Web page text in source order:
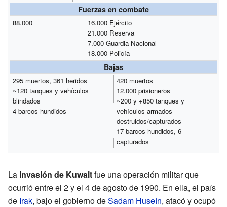
Fuerzas en combate
88.000
16.000 Ejército
21.000 Reserva
7.000 Guardia Nacional
18.000 Policía
Bajas
295 muertos, 361 heridos
~120 tanques y vehículos
blindados
4 barcos hundidos
420 muertos
12.000 prisioneros
~200 y +850 tanques y
vehículos armados
destruidos/capturados
17 barcos hundidos, 6
capturados
La Invasión de Kuwaitfue una operación militar que
ocurrió entre el 2 y el 4 de agosto de 1990. En ella, el país
de Irak, bajo el gobierno deSadam Huseín, atacó y ocupó